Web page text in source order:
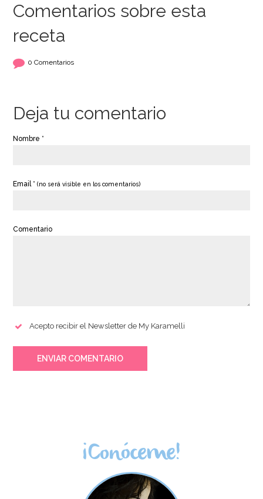
Comentarios sobre esta
receta
0 Comentarios
Deja tu comentario
Nombre *
Email *(no será visible en los comentarios)
Comentario
Acepto recibir el Newsletter de My Karamelli
ENVIAR COMENTARIO
¡Conóceme!